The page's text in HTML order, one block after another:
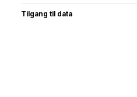
Tilgang til data